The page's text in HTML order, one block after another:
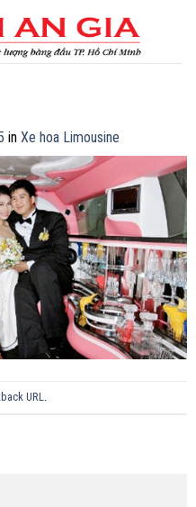
in Xe hoa Limousine
URL